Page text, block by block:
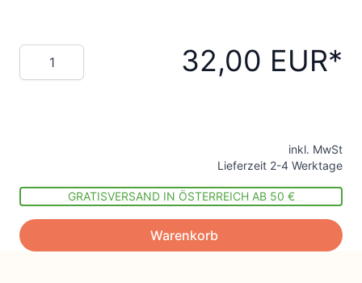
Menge 32,00 EUR
inkl. MwSt
Lieferzeit 2-4 Werktage
GRATISVERSAND IN ÖSTERREICH AB 50 €
Warenkorb